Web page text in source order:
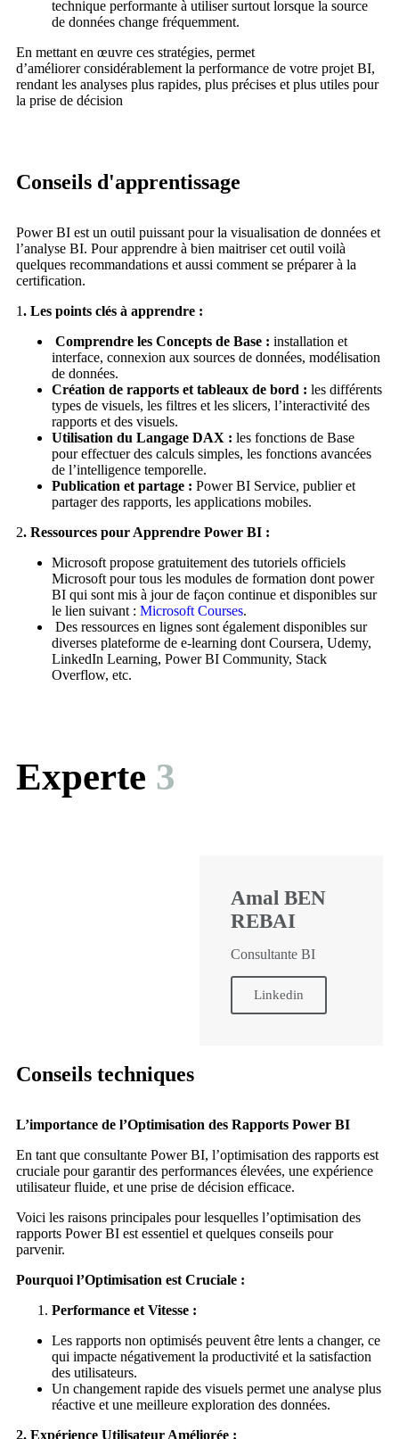
technique performante à utiliser surtout lorsque la source
de données change fréquemment.
En mettant en œuvre ces stratégies, permet
d’améliorer considérablement la performance de votre projet BI,
rendant les analyses plus rapides, plus précises et plus utiles pour
la prise de décision
Conseils d'apprentissage
Power BI est un outil puissant pour la visualisation de données et
l’analyse BI. Pour apprendre à bien maitriser cet outil voilà
quelques recommandations et aussi comment se préparer à la
certification.
1. Les points clés à apprendre :
Comprendre les Concepts de Base : installation et
interface, connexion aux sources de données, modélisation
de données.
Création de rapports et tableaux de bord : les différents
types de visuels, les filtres et les slicers, l’interactivité des
rapports et des visuels.
Utilisation du Langage DAX : les fonctions de Base
pour effectuer des calculs simples, les fonctions avancées
de l’intelligence temporelle.
Publication et partage : Power BI Service, publier et
partager des rapports, les applications mobiles.
2. Ressources pour Apprendre Power BI :
Microsoft propose gratuitement des tutoriels officiels
Microsoft pour tous les modules de formation dont power
BI qui sont mis à jour de façon continue et disponibles sur
le lien suivant : Microsoft Courses.
Des ressources en lignes sont également disponibles sur
diverses plateforme de e-learning dont Coursera, Udemy,
LinkedIn Learning, Power BI Community, Stack
Overflow, etc.
Experte 3
Amal BEN
REBAI
Consultante BI
Linkedin
Conseils techniques
L’importance de l’Optimisation des Rapports Power BI
En tant que consultante Power BI, l’optimisation des rapports est
cruciale pour garantir des performances élevées, une expérience
utilisateur fluide, et une prise de décision efficace.
Voici les raisons principales pour lesquelles l’optimisation des
rapports Power BI est essentiel et quelques conseils pour
parvenir.
Pourquoi l’Optimisation est Cruciale :
Performance et Vitesse :
Les rapports non optimisés peuvent être lents a changer, ce
qui impacte négativement la productivité et la satisfaction
des utilisateurs.
Un changement rapide des visuels permet une analyse plus
réactive et une meilleure exploration des données.
2. Expérience Utilisateur Améliorée :